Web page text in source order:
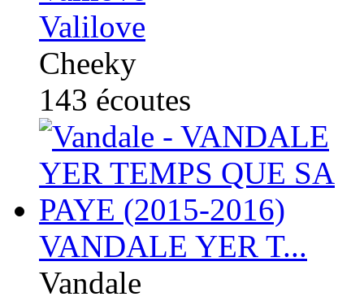
Valilove
Cheeky
143 écoutes
VANDALE YER T...
Vandale